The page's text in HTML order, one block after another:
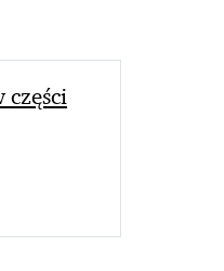
części